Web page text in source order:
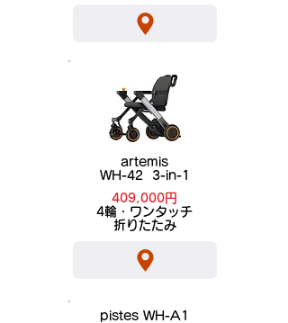
artemis
WH-42 3-in-1
409,000円
​4輪・ワンタッチ
折りたたみ
pistes WH-A1